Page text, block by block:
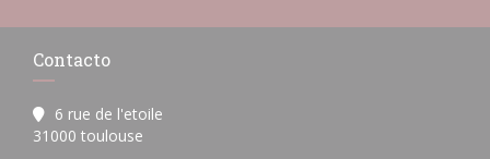
Contacto
6 rue de l'etoile
31000 toulouse